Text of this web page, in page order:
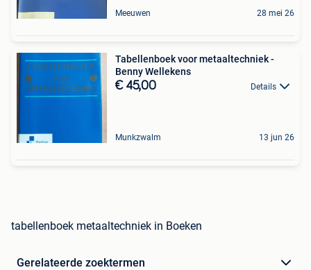
Meeuwen 28 mei 26
Tabellenboek voor metaaltechniek -
Benny Wellekens
€ 45,00 Details
Munkzwalm 13 jun 26
tabellenboek metaaltechniek in Boeken
Gerelateerde zoektermen